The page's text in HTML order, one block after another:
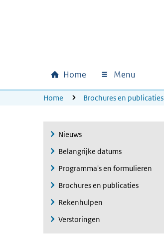
Hoofdnavigatie
Home Menu
U bevindt zich hier:
Home Brochures en publicaties
Nieuws
Belangrijke datums
Programma's en formulieren
Brochures en publicaties
Rekenhulpen
Verstoringen